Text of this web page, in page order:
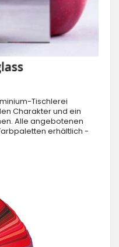
Tischlerei
Charakter und ein
Alle angebotenen
erhältlich -